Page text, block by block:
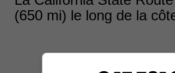
(650 mi) le long de la